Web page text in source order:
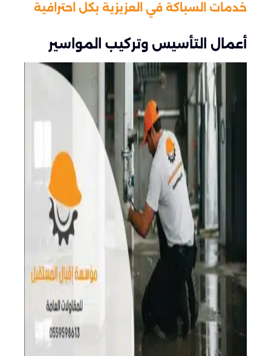
خدمات السباكة في العزيزية بكل احترافية
أعمال التأسيس وتركيب المواسير